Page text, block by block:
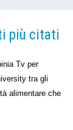
più citati
Tv per
tra gli
alimentare che